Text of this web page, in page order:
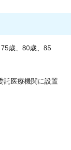
歳、80歳、85
託医療機関に設置